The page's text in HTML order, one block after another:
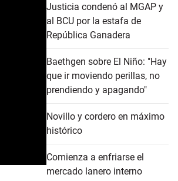
Justicia condenó al MGAP y
al BCU por la estafa de
República Ganadera
Baethgen sobre El Niño: "Hay
que ir moviendo perillas, no
prendiendo y apagando"
Novillo y cordero en máximo
histórico
Comienza a enfriarse el
mercado lanero interno